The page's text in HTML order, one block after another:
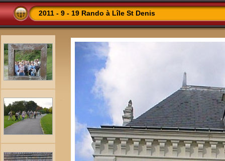
2011 - 9 - 19 Rando à Lîle St Denis